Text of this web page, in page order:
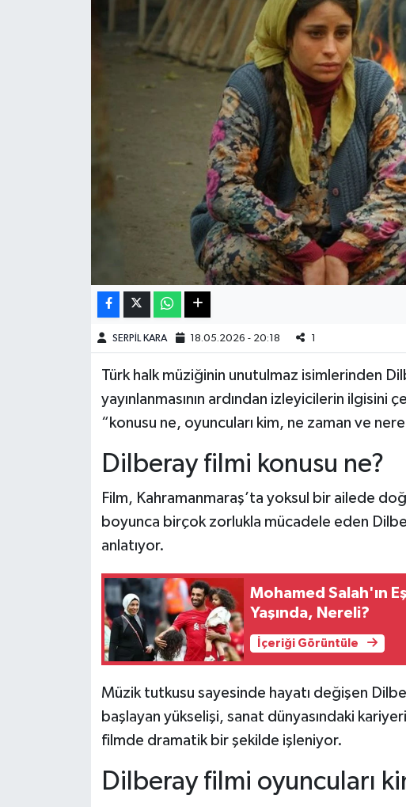
SERPİL KARA 18.05.2026 - 20:18 1
Türk halk müziğinin unutulmaz isimlerinden
yayınlanmasının ardından izleyicilerin ilgisini
“konusu ne, oyuncuları kim, ne zaman ve
Dilberay filmi konusu ne?
Film, Kahramanmaraş’ta yoksul bir ailede
boyunca birçok zorlukla mücadele eden
anlatıyor.
Mohamed Salah'ın
Yaşında, Nereli?
İçeriği Görüntüle
Müzik tutkusu sayesinde hayatı değişen
başlayan yükselişi, sanat dünyasındaki
filmde dramatik bir şekilde işleniyor.
Dilberay filmi oyuncuları
SürManşet
KAHRAMANMARAŞ